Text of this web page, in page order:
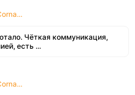
Чёткая коммуникация,
есть ...